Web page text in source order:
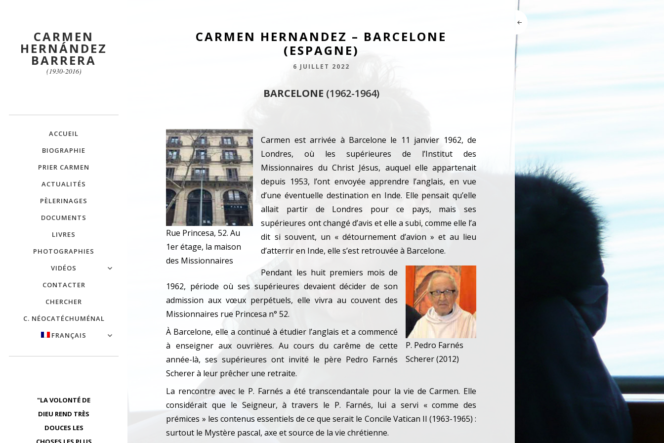
CARMEN
HERNÁNDEZ
BARRERA
(1930-2016)
ACCUEIL
BIOGRAPHIE
PRIER CARMEN
ACTUALITÉS
PÈLERINAGES
DOCUMENTS
LIVRES
PHOTOGRAPHIES
VIDÉOS
CONTACTER
CHERCHER
C. NÉOCATÉCHUMÉNAL
FRANÇAIS
"LA VOLONTÉ DE
DIEU REND TRÈS
DOUCES LES
CARMEN HERNANDEZ – BARCELONE
(ESPAGNE)
6 JUILLET 2022
BARCELONE (1962-1964)
Rue Princesa, 52. Au
1er étage, la maison
des Missionnaires
Carmen est arrivée à Barcelone le 11 janvier 1962, de
Londres, où les supérieures de l’Institut des
Missionnaires du Christ Jésus, auquel elle appartenait
depuis 1953, l’ont envoyée apprendre l’anglais, en vue
d’une éventuelle destination en Inde. Elle pensait qu’elle
allait partir de Londres pour ce pays, mais ses
supérieures ont changé d’avis et elle a subi, comme elle l’a
dit si souvent, un « détournement d’avion » et au lieu
d’atterrir en Inde, elle s’est retrouvée à Barcelone.
P. Pedro Farnés
Scherer (2012)
Pendant les huit premiers mois de
1962, période où ses supérieures devaient décider de son
admission aux vœux perpétuels, elle vivra au couvent des
Missionnaires rue Princesa n° 52.
À Barcelone, elle a continué à étudier l’anglais et a commencé
à enseigner aux ouvrières. Au cours du carême de cette
année-là, ses supérieures ont invité le père Pedro Farnés
Scherer à leur prêcher une retraite.
La rencontre avec le P. Farnés a été transcendantale pour la vie de Carmen. Elle
considérait que le Seigneur, à travers le P. Farnés, lui a servi « comme des
prémices » les contenus essentiels de ce que serait le Concile Vatican II (1963-1965) :
surtout le Mystère pascal, axe et source de la vie chrétienne.